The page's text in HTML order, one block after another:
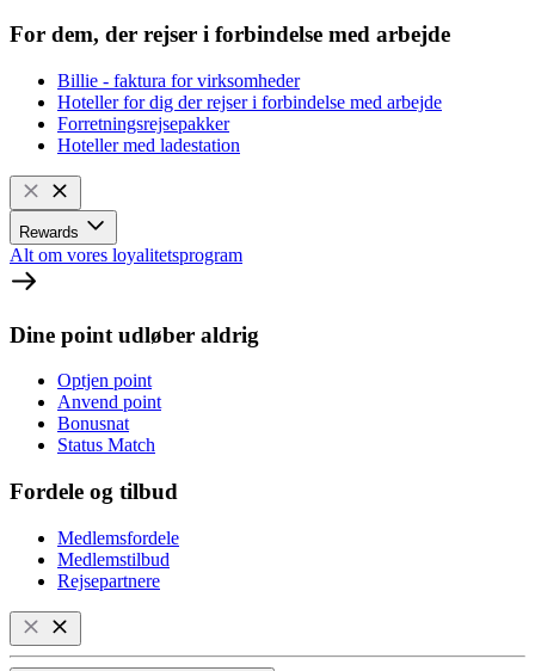
For dem, der rejser i forbindelse med arbejde
Billie - faktura for virksomheder
Hoteller for dig der rejser i forbindelse med arbejde
Forretningsrejsepakker
Hoteller med ladestation
Rewards
Alt om vores loyalitetsprogram
Dine point udløber aldrig
Optjen point
Anvend point
Bonusnat
Status Match
Fordele og tilbud
Medlemsfordele
Medlemstilbud
Rejsepartnere